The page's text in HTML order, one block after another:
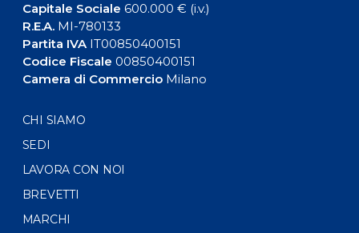
Capitale Sociale 600.000 € (i.v.)
R.E.A.MI-780133
Partita IVAIT00850400151
Codice Fiscale 00850400151
Camera di CommercioMilano
CHI SIAMO
SEDI
LAVORA CON NOI
BREVETTI
MARCHI